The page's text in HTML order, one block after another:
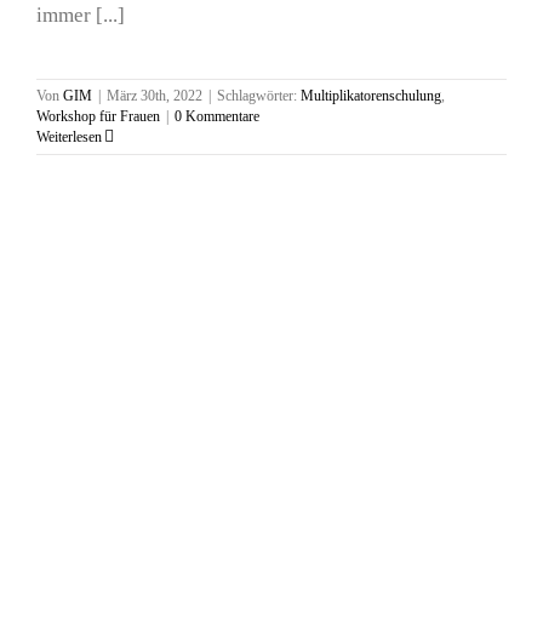
immer [...]
Von GIM März 30th, 2022 Schlagwörter: Multiplikatorenschulung,
Workshop für Frauen
0 Kommentare
Weiterlesen